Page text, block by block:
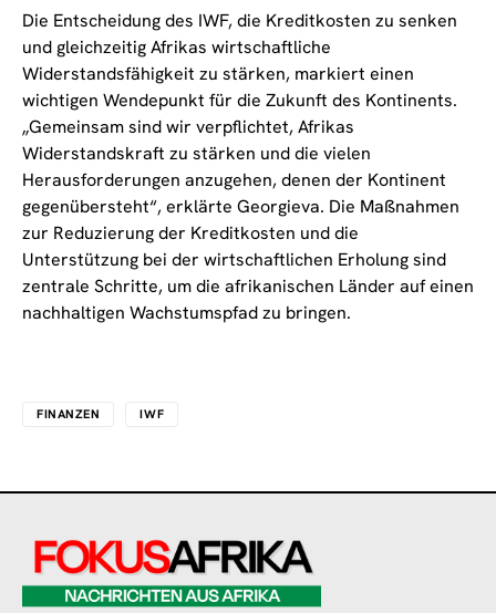
Die Entscheidung des IWF, die Kreditkosten zu senken
und gleichzeitig Afrikas wirtschaftliche
Widerstandsfähigkeit zu stärken, markiert einen
wichtigen Wendepunkt für die Zukunft des Kontinents.
„Gemeinsam sind wir verpflichtet, Afrikas
Widerstandskraft zu stärken und die vielen
Herausforderungen anzugehen, denen der Kontinent
gegenübersteht“, erklärte Georgieva. Die Maßnahmen
zur Reduzierung der Kreditkosten und die
Unterstützung bei der wirtschaftlichen Erholung sind
zentrale Schritte, um die afrikanischen Länder auf einen
nachhaltigen Wachstumspfad zu bringen.
FINANZEN IWF